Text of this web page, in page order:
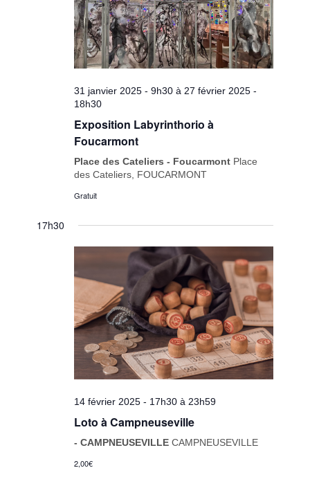
31 janvier 2025 - 9h30 à 27 février 2025 -
18h30
Exposition Labyrinthorio à
Foucarmont
Place des Cateliers - Foucarmont Place
des Cateliers, FOUCARMONT
Gratuit
17h30
14 février 2025 - 17h30 à 23h59
Loto à Campneuseville
- CAMPNEUSEVILLECAMPNEUSEVILLE
2,00€